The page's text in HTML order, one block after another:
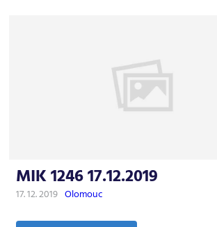
MIK 1246 17.12.2019
17. 12. 2019 Olomouc